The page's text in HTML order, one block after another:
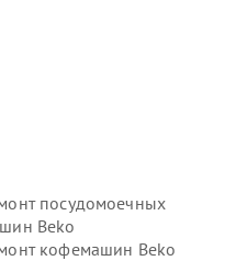
посудомоечных
Beko
кофемашин Beko